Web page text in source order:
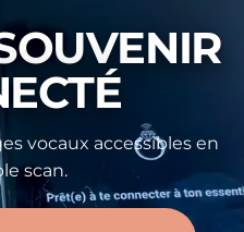
vocaux accessibles en
scan.